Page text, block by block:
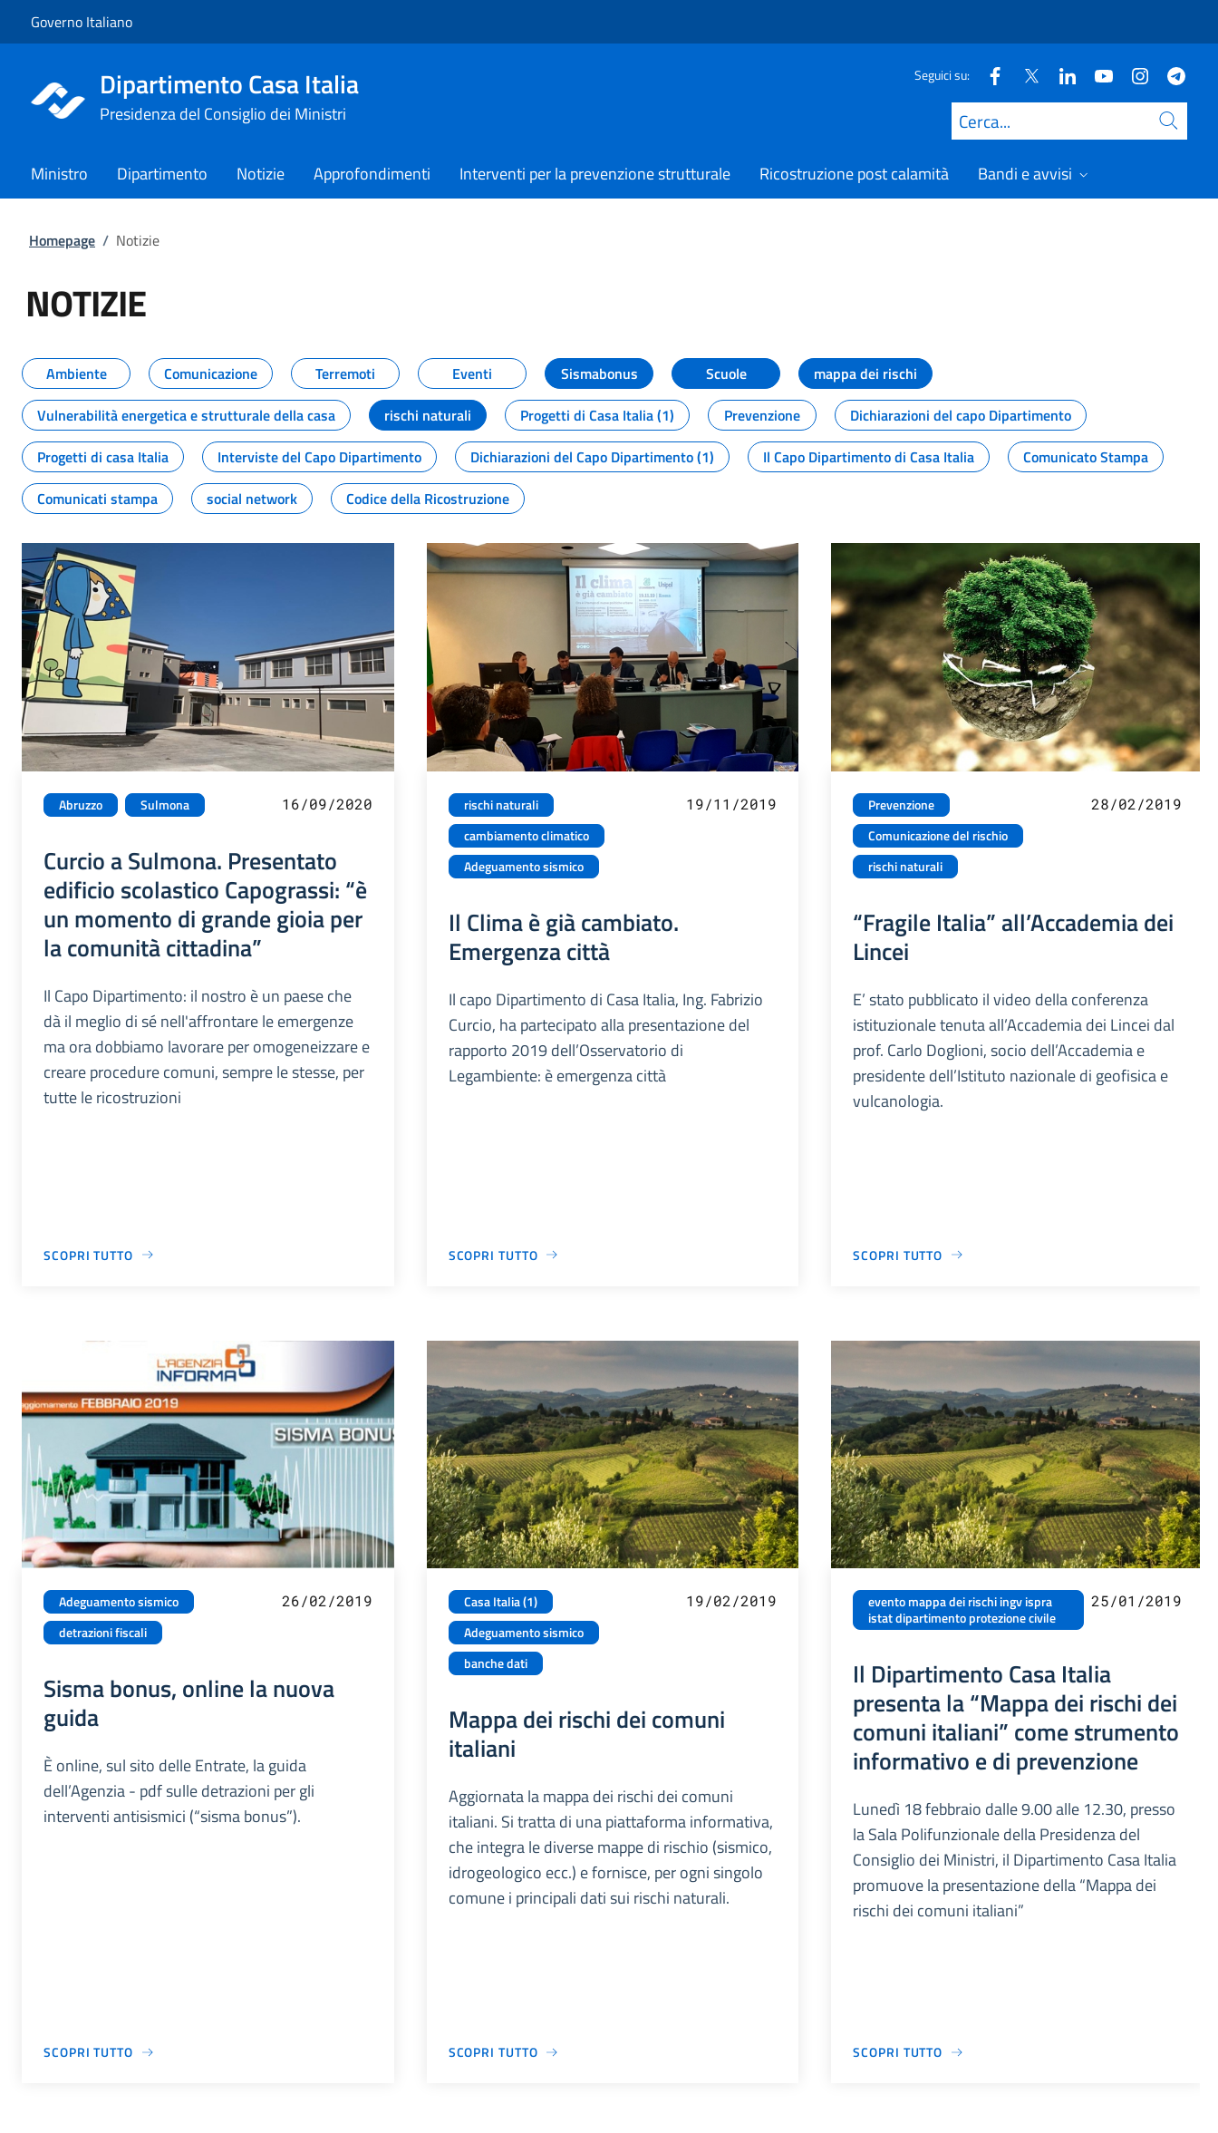
Governo Italiano
Dipartimento Casa Italia
Presidenza del Consiglio dei Ministri
Seguici su:
Cerca
Ministro Dipartimento Notizie Approfondimenti Interventi per la prevenzione strutturale Ricostruzione post calamità Bandi e avvisi
Homepage / Notizie
NOTIZIE
Tutti i contenuti della pagina NOTIZIE
Ambiente Comunicazione Terremoti Eventi Sismabonus Scuole
mappa dei rischi
Vulnerabilità energetica e strutturale della casa
rischi naturali Progetti di Casa Italia (1) Prevenzione
Dichiarazioni del capo Dipartimento
Progetti di casa Italia
Interviste del Capo Dipartimento Dichiarazioni del Capo Dipartimento (1) Il Capo Dipartimento di Casa Italia
Comunicato Stampa
Comunicati stampa
social network Codice della Ricostruzione
Abruzzo Sulmona 16/09/2020
Curcio a Sulmona. Presentato
edificio scolastico Capograssi: “è
un momento di grande gioia per
la comunità cittadina”
Il Capo Dipartimento: il nostro è un paese che
dà il meglio di sé nell'affrontare le emergenze
ma ora dobbiamo lavorare per omogeneizzare e
creare procedure comuni, sempre le stesse, per
tutte le ricostruzioni
SCOPRI TUTTO
rischi naturali
cambiamento climatico
Adeguamento sismico
19/11/2019
Il Clima è già cambiato.
Emergenza città
Il capo Dipartimento di Casa Italia, Ing. Fabrizio
Curcio, ha partecipato alla presentazione del
rapporto 2019 dell’Osservatorio di
Legambiente: è emergenza città
SCOPRI TUTTO
Prevenzione
Comunicazione del rischio
rischi naturali
28/02/2019
“Fragile Italia” all’Accademia dei
Lincei
E’ stato pubblicato il video della conferenza
istituzionale tenuta all’Accademia dei Lincei dal
prof. Carlo Doglioni, socio dell’Accademia e
presidente dell’Istituto nazionale di geofisica e
vulcanologia.
SCOPRI TUTTO
Adeguamento sismico
detrazioni fiscali
26/02/2019
Sisma bonus, online la nuova
guida
È online, sul sito delle Entrate, la guida
dell’Agenzia - pdf sulle detrazioni per gli
interventi antisismici (“sisma bonus”).
SCOPRI TUTTO
Casa Italia (1)
Adeguamento sismico
banche dati
19/02/2019
Mappa dei rischi dei comuni
italiani
Aggiornata la mappa dei rischi dei comuni
italiani. Si tratta di una piattaforma informativa,
che integra le diverse mappe di rischio (sismico,
idrogeologico ecc.) e fornisce, per ogni singolo
comune i principali dati sui rischi naturali.
SCOPRI TUTTO
evento mappa dei rischi ingv ispra
istat dipartimento protezione civile
25/01/2019
Il Dipartimento Casa Italia
presenta la “Mappa dei rischi dei
comuni italiani” come strumento
informativo e di prevenzione
Lunedì 18 febbraio dalle 9.00 alle 12.30, presso
la Sala Polifunzionale della Presidenza del
Consiglio dei Ministri, il Dipartimento Casa Italia
promuove la presentazione della “Mappa dei
rischi dei comuni italiani”
SCOPRI TUTTO